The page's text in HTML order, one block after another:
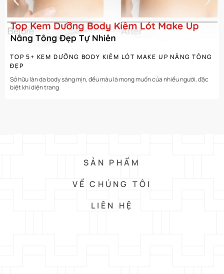
TOP 5+ KEM DƯỠNG BODY KIÊM LÓT MAKE UP NÂNG TÔNG
ĐẸP
Sở hữu làn da body sáng mịn, đều màu là mong muốn của nhiều người, đặc
biệt khi diện trang
SẢN PHẨM
VỀ CHÚNG TÔI
LIÊN HỆ